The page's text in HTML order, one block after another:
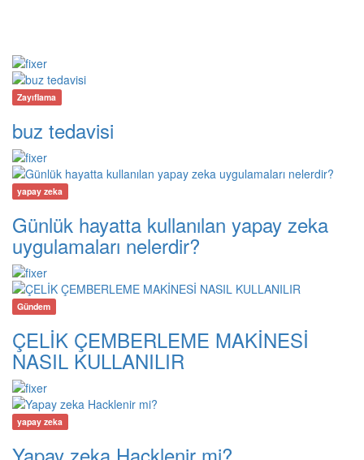
Zayıflama
buz tedavisi
yapay zeka
Günlük hayatta kullanılan yapay zeka
uygulamaları nelerdir?
Gündem
ÇELİK ÇEMBERLEME MAKİNESİ
NASIL KULLANILIR
yapay zeka